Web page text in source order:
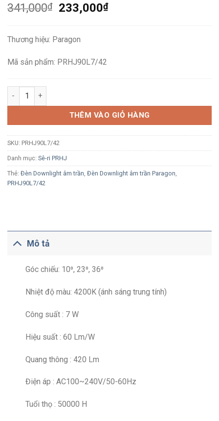
341,000₫
Giá
341,000₫.
233,000₫Giá
Thương hiệu: Paragon
Mã sản phẩm: PRHJ90L7/42
Đèn LED Downlight âm trần Paragon PRHJ90L7/42 7W ánh
THÊM VÀO GIỎ HÀNG
SKU: PRHJ90L7/42
Danh mục: Sê-ri PRHJ
Thẻ: Đèn Downlight âm trần Đèn Downlight âm trần Paragon
PRHJ90L7/42
Mô tả
Góc chiếu: 10⁰, 23⁰, 36⁰
Nhiệt độ màu: 4200K (ánh sáng trung tính)
Công suất : 7 W
Hiệu suất : 60 Lm/W
Quang thông : 420 Lm
Điện áp : AC100~240V/50-60Hz
Tuổi thọ : 50000 H